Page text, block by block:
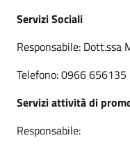
Servizi Sociali
Responsabile: Dott.ssa
Telefono: 0966 656135
Servizi attività di
Responsabile: